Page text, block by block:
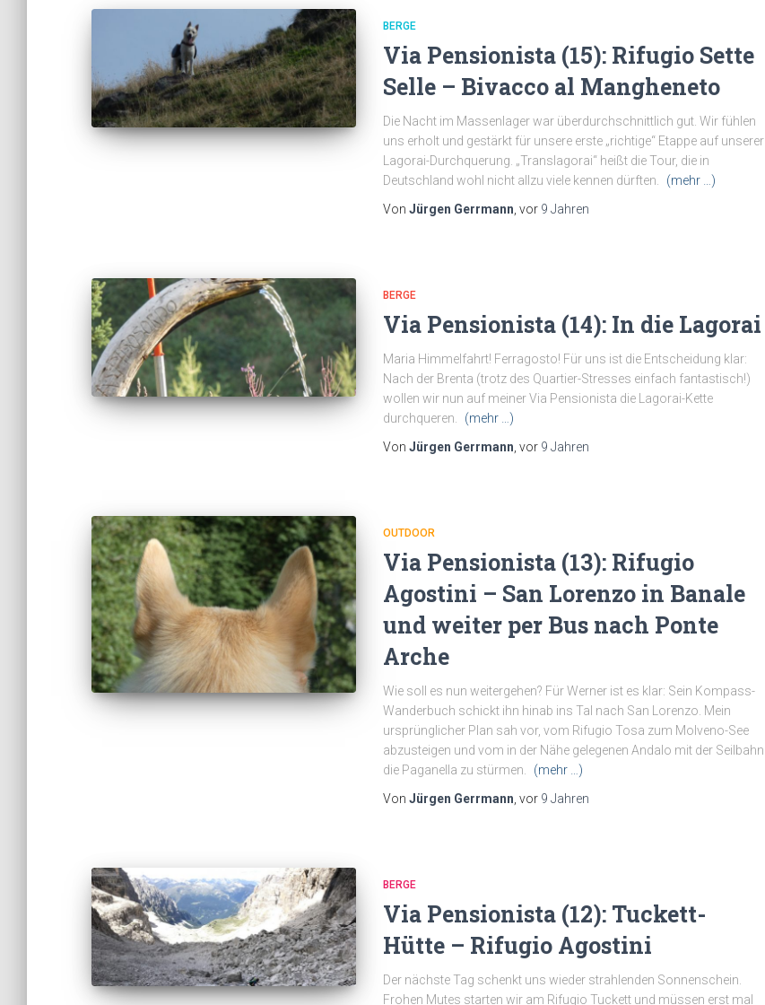
BERGE
Via Pensionista (15): Rifugio Sette
Selle – Bivacco al Mangheneto
Die Nacht im Massenlager war überdurchschnittlich gut. Wir fühlen
uns erholt und gestärkt für unsere erste „richtige“ Etappe auf unserer
Lagorai-Durchquerung. „Translagorai“ heißt die Tour, die in
Deutschland wohl nicht allzu viele kennen dürften.
(mehr …)
Von Jürgen Gerrmann , vor 9 Jahren
BERGE
Via Pensionista (14): In die Lagorai
Maria Himmelfahrt! Ferragosto! Für uns ist die Entscheidung klar:
Nach der Brenta (trotz des Quartier-Stresses einfach fantastisch!)
wollen wir nun auf meiner Via Pensionista die Lagorai-Kette
durchqueren.
(mehr …)
Von Jürgen Gerrmann , vor 9 Jahren
OUTDOOR
Via Pensionista (13): Rifugio
Agostini – San Lorenzo in Banale
und weiter per Bus nach Ponte
Arche
Wie soll es nun weitergehen? Für Werner ist es klar: Sein Kompass-
Wanderbuch schickt ihn hinab ins Tal nach San Lorenzo. Mein
ursprünglicher Plan sah vor, vom Rifugio Tosa zum Molveno-See
abzusteigen und vom in der Nähe gelegenen Andalo mit der Seilbahn
die Paganella zu stürmen.
(mehr …)
Von Jürgen Gerrmann , vor 9 Jahren
BERGE
Via Pensionista (12): Tuckett-
Hütte – Rifugio Agostini
Der nächste Tag schenkt uns wieder strahlenden Sonnenschein.
Frohen Mutes starten wir am Rifugio Tuckett und müssen erst mal